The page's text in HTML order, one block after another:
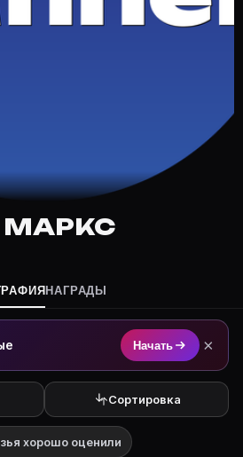
Маркс?
Биография и роли на
Стефен Маркс?
movie-planner.ru/s/
МАРКС
НАГРАДЫ
Начать ×
Сортировка
хорошо оценили